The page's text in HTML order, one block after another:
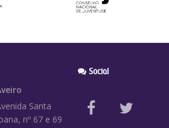
Santa
nº 67 e 69
Social